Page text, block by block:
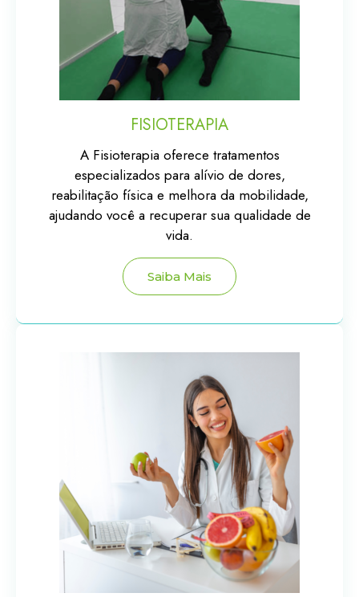
FISIOTERAPIA
A Fisioterapia oferece tratamentos
especializados para alívio de dores,
reabilitação física e melhora da mobilidade,
ajudando você a recuperar sua qualidade de
vida.
Saiba Mais